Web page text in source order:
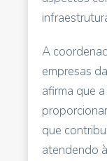
A
empresas
afirma que
que
atendendo